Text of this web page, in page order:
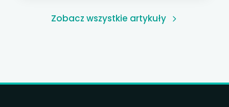
Zobacz wszystkie artykuły